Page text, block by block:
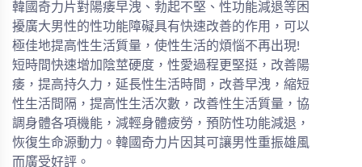
韓國奇力片對陽痿早洩、勃起不堅、性功能減退等困
擾廣大男性的性功能障礙具有快速改善的作用，可以
極佳地提高性生活質量，使性生活的煩惱不再出現!
短時間快速增加陰莖硬度，性愛過程更堅挺，改善陽
痿，提高持久力，延長性生活時間，改善早洩，縮短
性生活間隔，提高性生活次數，改善性生活質量，協
調身體各項機能，減輕身體疲勞，預防性功能減退，
恢復生命源動力。韓國奇力片因其可讓男性重振雄風
而廣受好評。